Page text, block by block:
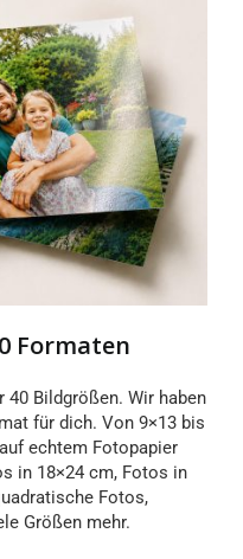
Formaten
40 Bildgrößen. Wir haben
für dich. Von 9×13 bis
echtem Fotopapier
in 18×24 cm, Fotos in
Fotos,
Größen mehr.